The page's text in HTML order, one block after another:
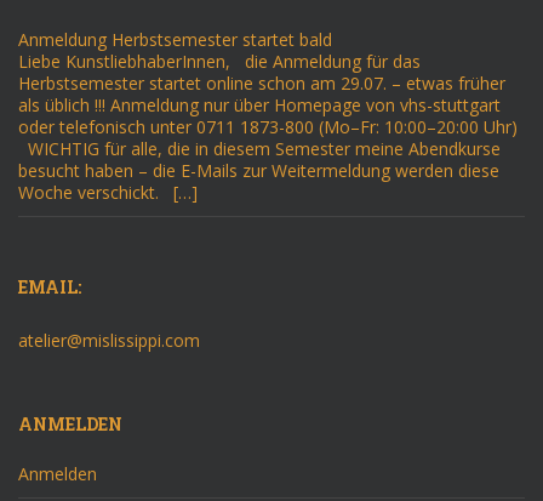
Anmeldung Herbstsemester startet bald
Liebe KunstliebhaberInnen, die Anmeldung für das
Herbstsemester startet online schon am 29.07. – etwas früher
als üblich !!! Anmeldung nur über Homepage von vhs-stuttgart
oder telefonisch unter 0711 1873-800 (Mo–Fr: 10:00–20:00 Uhr)
WICHTIG für alle, die in diesem Semester meine Abendkurse
besucht haben – die E-Mails zur Weitermeldung werden diese
Woche verschickt. […]
EMAIL:
atelier@mislissippi.com
ANMELDEN
Anmelden